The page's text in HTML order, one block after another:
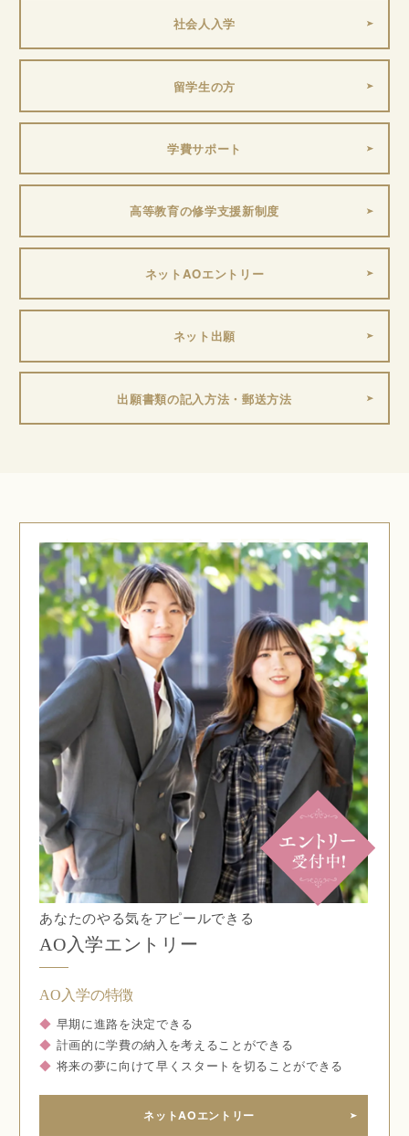
社会人入学
留学生の方
学費サポート
高等教育の修学支援新制度
ネットAOエントリー
ネット出願
出願書類の記入方法・郵送方法
あなたのやる気をアピールできる
AO入学エントリー
AO入学の特徴
◆ 早期に進路を決定できる
◆ 計画的に学費の納入を考えることができる
◆ 将来の夢に向けて早くスタートを切ることができる
ネットAOエントリー